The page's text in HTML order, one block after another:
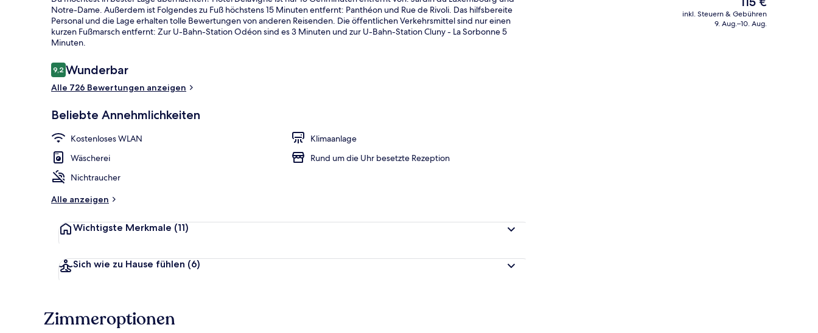
Tägliches Frühstücksbuffet gegen Gebühr Superior-Doppelzimmer |
Notre-Dame. Außerdem ist Folgendes zu Fuß höchstens 15 Minuten entfernt: Panthéon und Rue de Rivoli. Das hilfsbereite
Personal und die Lage erhalten tolle Bewertungen von anderen Reisenden. Die öffentlichen Verkehrsmittel sind nur einen
kurzen Fußmarsch entfernt: Zur U-Bahn-Station Odéon sind es 3 Minuten und zur U-Bahn-Station Cluny - La Sorbonne 5
Minuten.
Bewertungen
9,29,2 von 10.
Wunderbar
Alle 726 Bewertungen anzeigen
Beliebte Annehmlichkeiten
Kostenloses WLAN
Klimaanlage
Wäscherei
Rund um die Uhr besetzte Rezeption
Nichtraucher
Alle anzeigen
Wichtigste Merkmale (11)
Sich wie zu Hause fühlen (6)
aktuelle
Preis
inkl. Steuern & Gebühren
9. Aug.–10. Aug.
Zimmeroptionen